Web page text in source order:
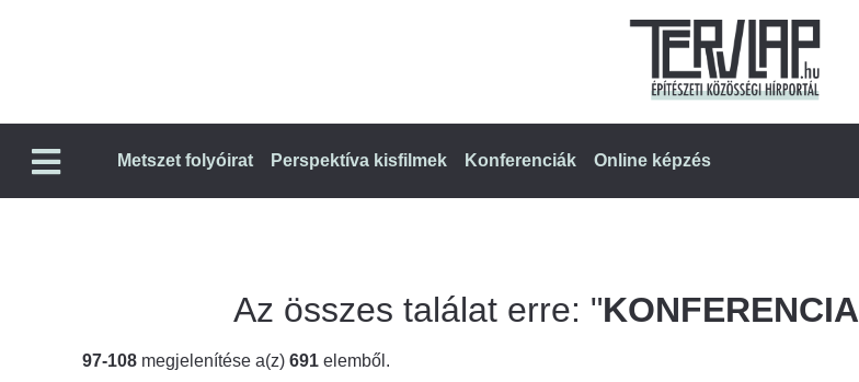
Metszet folyóirat Perspektíva kisfilmek Konferenciák Online képzés
Az összes találat erre: "KONFERENCIA
97-108 megjelenítése a(z) 691 elemből.